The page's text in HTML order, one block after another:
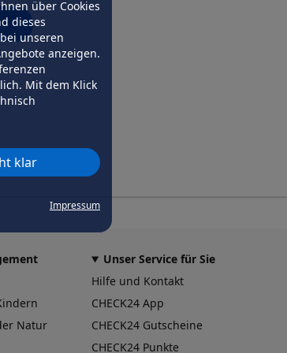
über Cookies
dieses
unseren
anzeigen.
Mit dem Klick
klar
Impressum
Natur
Unser Service für Sie
Hilfe und Kontakt
CHECK24 App
CHECK24 Gutscheine
CHECK24 Punkte